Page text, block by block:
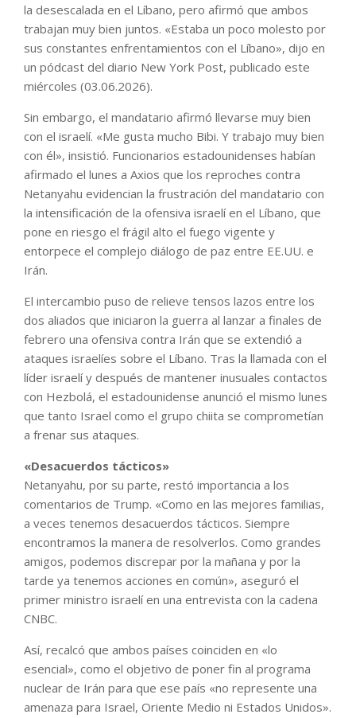
la desescalada en el Líbano, pero afirmó que ambos
trabajan muy bien juntos. «Estaba un poco molesto por
sus constantes enfrentamientos con el Líbano», dijo en
un pódcast del diario New York Post, publicado este
miércoles (03.06.2026).
Sin embargo, el mandatario afirmó llevarse muy bien
con el israelí. «Me gusta mucho Bibi. Y trabajo muy bien
con él», insistió. Funcionarios estadounidenses habían
afirmado el lunes a Axios que los reproches contra
Netanyahu evidencian la frustración del mandatario con
la intensificación de la ofensiva israelí en el Líbano, que
pone en riesgo el frágil alto el fuego vigente y
entorpece el complejo diálogo de paz entre EE.UU. e
Irán.
El intercambio puso de relieve tensos lazos entre los
dos aliados que iniciaron la guerra al lanzar a finales de
febrero una ofensiva contra Irán que se extendió a
ataques israelíes sobre el Líbano. Tras la llamada con el
líder israelí y después de mantener inusuales contactos
con Hezbolá, el estadounidense anunció el mismo lunes
que tanto Israel como el grupo chiita se comprometían
a frenar sus ataques.
«Desacuerdos tácticos»
Netanyahu, por su parte, restó importancia a los
comentarios de Trump. «Como en las mejores familias,
a veces tenemos desacuerdos tácticos. Siempre
encontramos la manera de resolverlos. Como grandes
amigos, podemos discrepar por la mañana y por la
tarde ya tenemos acciones en común», aseguró el
primer ministro israelí en una entrevista con la cadena
CNBC.
Así, recalcó que ambos países coinciden en «lo
esencial», como el objetivo de poner fin al programa
nuclear de Irán para que ese país «no represente una
amenaza para Israel, Oriente Medio ni Estados Unidos».